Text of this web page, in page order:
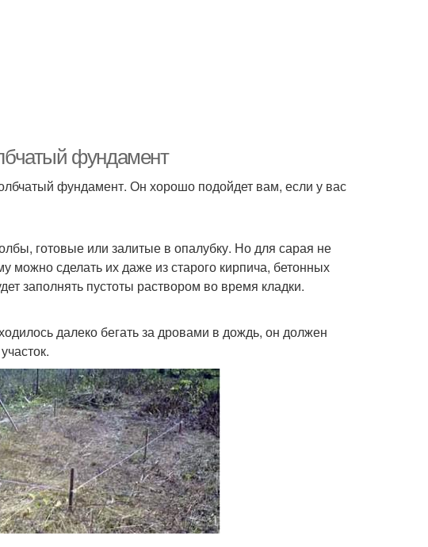
фундамент
фундамент. Он хорошо подойдет вам, если у вас
готовые или залитые в опалубку. Но для сарая не
сделать их даже из старого кирпича, бетонных
заполнять пустоты раствором во время кладки.
далеко бегать за дровами в дождь, он должен